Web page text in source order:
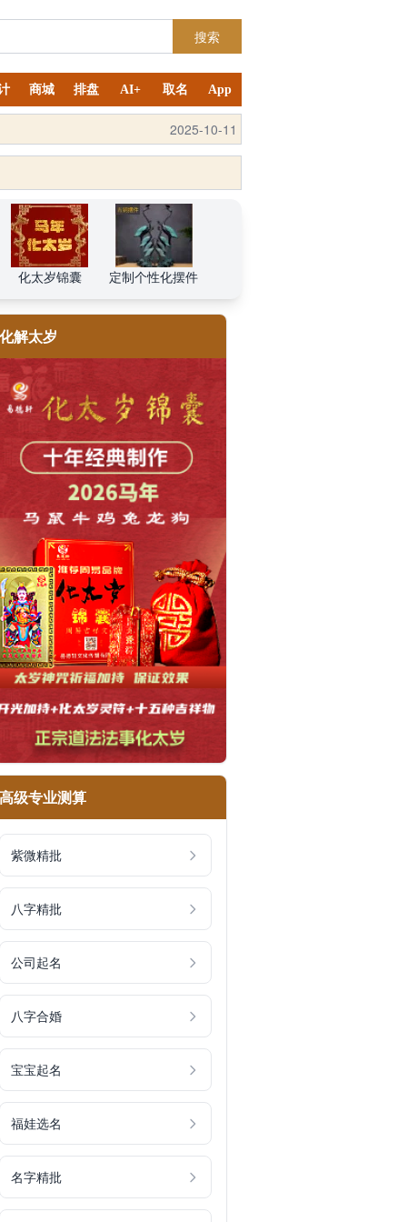
搜索
商城 排盘 AI+ 取名 App
2025-10-11
2025-10-12
化太岁锦囊 定制个性化摆件
化解太岁
高级专业测算
紫微精批
八字精批
公司起名
八字合婚
宝宝起名
福娃选名
名字精批